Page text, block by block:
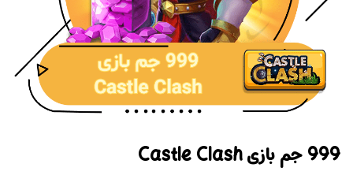
999 جم بازی Castle Clash